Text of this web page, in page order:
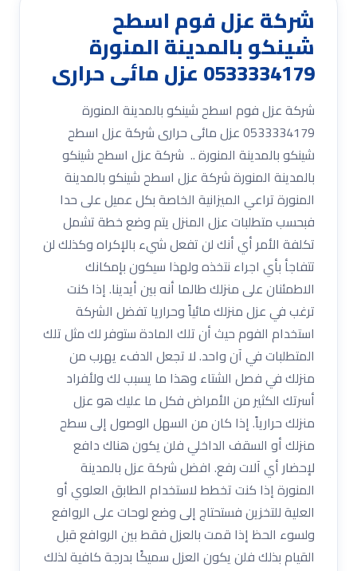
شركة عزل فوم اسطح
شينكو بالمدينة المنورة
0533334179 عزل مائى حرارى
شركة عزل فوم اسطح شينكو بالمدينة المنورة
0533334179 عزل مائى حرارى شركة عزل اسطح
شينكو بالمدينة المنورة .. شركة عزل اسطح شينكو
بالمدينة المنورة شركة عزل اسطح شينكو بالمدينة
المنورة تراعي الميزانية الخاصة بكل عميل على حدا
فبحسب متطلبات عزل المنزل يتم وضع خطة تشمل
تكلفة الأمر أي أنك لن تفعل شيء بالإكراه وكذلك لن
تتفاجأ بأي اجراء نتخذه ولهذا سيكون بإمكانك
الاطمئنان على منزلك طالما أنه بين أيدينا. إذا كنت
ترغب في عزل منزلك مائياً وحراريا تفضل الشركة
استخدام الفوم حيث أن تلك المادة ستوفر لك مثل تلك
المتطلبات في آن واحد. لا تجعل الدفء يهرب من
منزلك في فصل الشتاء وهذا ما يسبب لك ولأفراد
أسرتك الكثير من الأمراض فكل ما عليك هو عزل
منزلك حرارياً. إذا كان من السهل الوصول إلى سطح
منزلك أو السقف الداخلي فلن يكون هناك دافع
لإحضار أي آلات رفع. افضل شركة عزل بالمدينة
المنورة إذا كنت تخطط لاستخدام الطابق العلوي أو
العلية للتخزين فستحتاج إلى وضع لوحات على الروافع
ولسوء الحظ إذا قمت بالعزل فقط بين الروافع قبل
القيام بذلك فلن يكون العزل سميكًا بدرجة كافية لذلك